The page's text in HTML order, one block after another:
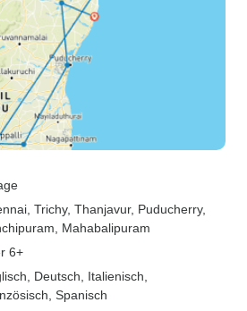
, Trichy, Thanjavur, Puducherry,
, Mahabalipuram
6+
Deutsch, Italienisch,
Spanisch